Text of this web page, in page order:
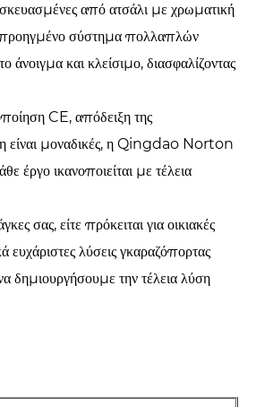
από ατσάλι με χρωματική
προηγμένο σύστημα πολλαπλών
άνοιγμα και κλείσιμο, διασφαλίζοντας
CE, απόδειξη της
είναι μοναδικές, η Qingdao Norton
έργο ικανοποιείται με τέλεια
σας, είτε πρόκειται για οικιακές
ευχάριστες λύσεις γκαραζόπορτας
δημιουργήσουμε την τέλεια λύση